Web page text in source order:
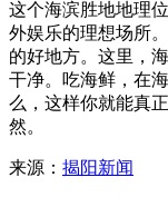
这个海滨胜地地理
外娱乐的理想场所
的好地方。这里，
干净。吃海鲜，在
么，这样你就能真
然。
来源： 揭阳新闻